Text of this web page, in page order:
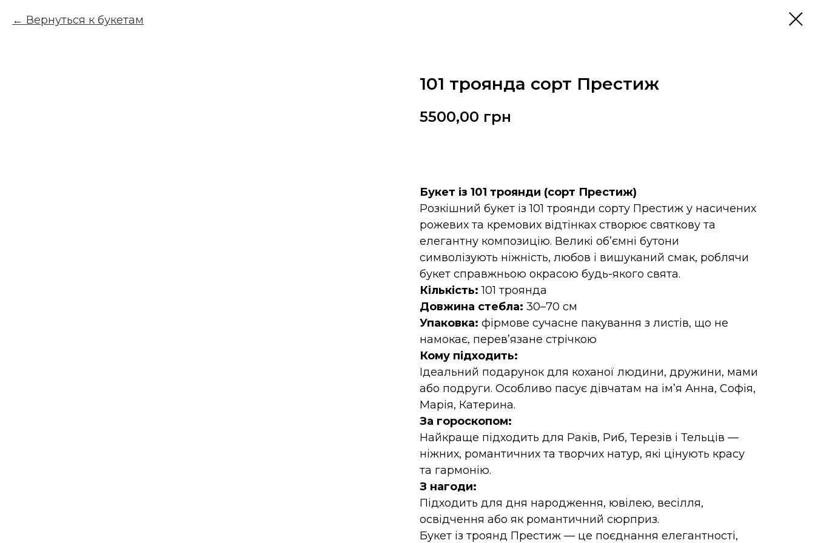
Вернуться к букетам
101 троянда сорт Престиж
5500,00 грн
Букет із 101 троянди (сорт Престиж)
Розкішний букет із 101 троянди сорту Престиж у насичених
рожевих та кремових відтінках створює святкову та
елегантну композицію. Великі об’ємні бутони
символізують ніжність, любов і вишуканий смак, роблячи
букет справжньою окрасою будь-якого свята.
Кількість: 101 троянда
Довжина стебла: 30–70 см
Упаковка: фірмове сучасне пакування з листів, що не
намокає, перев’язане стрічкою
Кому підходить:
Ідеальний подарунок для коханої людини, дружини, мами
або подруги. Особливо пасує дівчатам на ім’я Анна, Софія,
Марія, Катерина.
За гороскопом:
Найкраще підходить для Раків, Риб, Терезів і Тельців —
ніжних, романтичних та творчих натур, які цінують красу
та гармонію.
З нагоди:
Підходить для дня народження, ювілею, весілля,
освідчення або як романтичний сюрприз.
Букет із троянд Престиж — це поєднання елегантності,